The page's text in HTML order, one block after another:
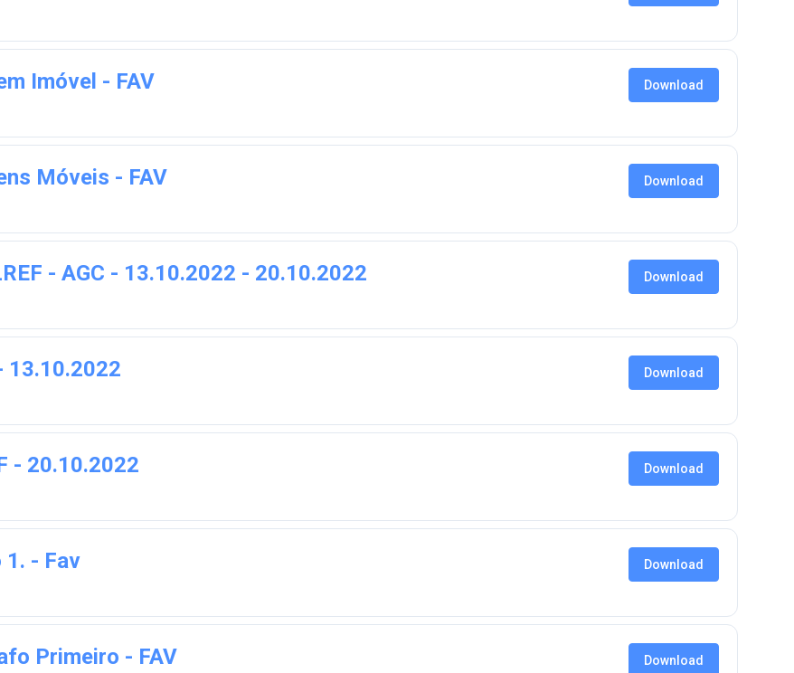
Imóvel - FAV Download
Móveis - FAV Download
- AGC - 13.10.2022 - 20.10.2022 Download
13.10.2022 Download
- 20.10.2022 Download
- Fav Download
Primeiro - FAV Download